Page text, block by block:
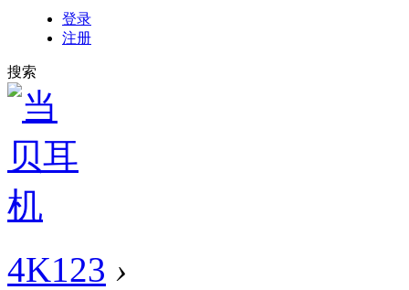
登录
注册
搜索
4K123 ›